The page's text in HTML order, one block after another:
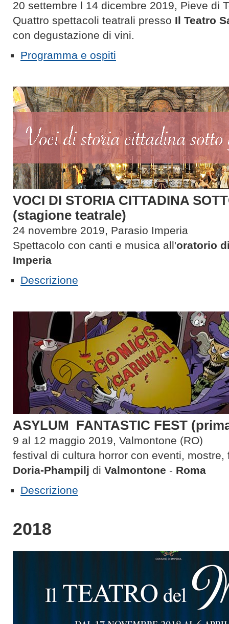
20 settembre l 14 dicembre 2019, Pieve di
Quattro spettacoli teatrali presso Il Teatro
con degustazione di vini.
Programma e ospiti
VOCI DI STORIA CITTADINA
(stagione teatrale)
24 novembre 2019, Parasio Imperia
Spettacolo con canti e musica all'oratorio
Imperia
Descrizione
ASYLUM FANTASTIC FEST
9 al 12 maggio 2019, Valmontone (RO)
festival di cultura horror con eventi,
Doria-Phampilj di Valmontone - Roma
Descrizione
2018